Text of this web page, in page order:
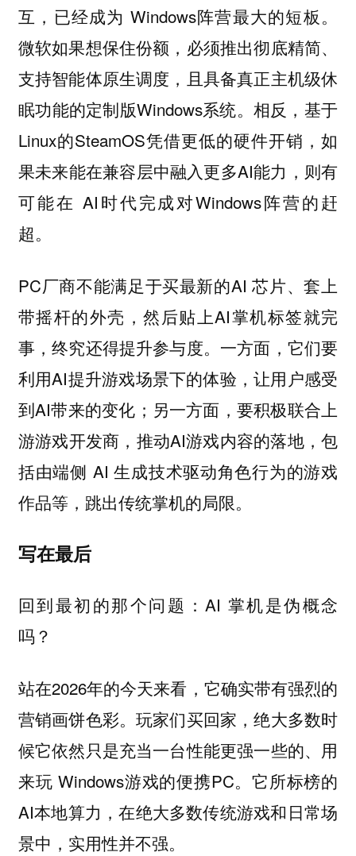
互，已经成为 Windows阵营最大的短板。
微软如果想保住份额，必须推出彻底精简、
支持智能体原生调度，且具备真正主机级休
眠功能的定制版Windows系统。相反，基于
Linux的SteamOS凭借更低的硬件开销，如
果未来能在兼容层中融入更多AI能力，则有
可能在 AI时代完成对Windows阵营的赶
超。
PC厂商不能满足于买最新的AI 芯片、套上
带摇杆的外壳，然后贴上AI掌机标签就完
事，终究还得提升参与度。一方面，它们要
利用AI提升游戏场景下的体验，让用户感受
到AI带来的变化；另一方面，要积极联合上
游游戏开发商，推动AI游戏内容的落地，包
括由端侧 AI 生成技术驱动角色行为的游戏
作品等，跳出传统掌机的局限。
写在最后
回到最初的那个问题：AI 掌机是伪概念
吗？
站在2026年的今天来看，它确实带有强烈的
营销画饼色彩。玩家们买回家，绝大多数时
候它依然只是充当一台性能更强一些的、用
来玩 Windows游戏的便携PC。它所标榜的
AI本地算力，在绝大多数传统游戏和日常场
景中，实用性并不强。